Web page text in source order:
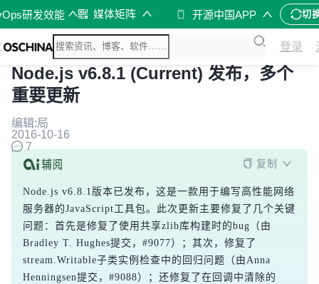
研发效能 媒体矩阵 开源中国APP 切
登录
Node.js v6.8.1 (Current) 发布，多个
重要更新
编辑:局
2016-10-16
7
复制
Node.js v6.8.1版本已发布，这是一款用于编写高性能网络
服务器的JavaScript工具包。此次更新主要修复了几个关键
问题：首先是修复了使用共享zlib库构建时的bug（由
Bradley T. Hughes提交，#9077）；其次，修复了
stream.Writable子类实例检查中的回归问题（由Anna
Henningsen提交，#9088）；还修复了在回调中清除的